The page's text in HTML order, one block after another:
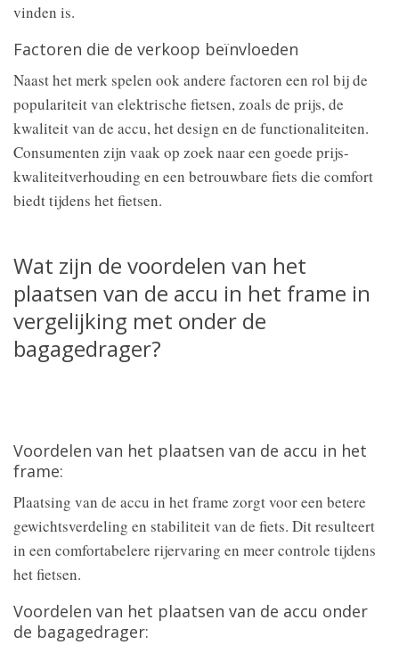
vinden is.
Factoren die de verkoop beïnvloeden
Naast het merk spelen ook andere factoren een rol bij de
populariteit van elektrische fietsen, zoals de prijs, de
kwaliteit van de accu, het design en de functionaliteiten.
Consumenten zijn vaak op zoek naar een goede prijs-
kwaliteitverhouding en een betrouwbare fiets die comfort
biedt tijdens het fietsen.
Wat zijn de voordelen van het
plaatsen van de accu in het frame in
vergelijking met onder de
bagagedrager?
Voordelen van het plaatsen van de accu in het
frame:
Plaatsing van de accu in het frame zorgt voor een betere
gewichtsverdeling en stabiliteit van de fiets. Dit resulteert
in een comfortabelere rijervaring en meer controle tijdens
het fietsen.
Voordelen van het plaatsen van de accu onder
de bagagedrager: